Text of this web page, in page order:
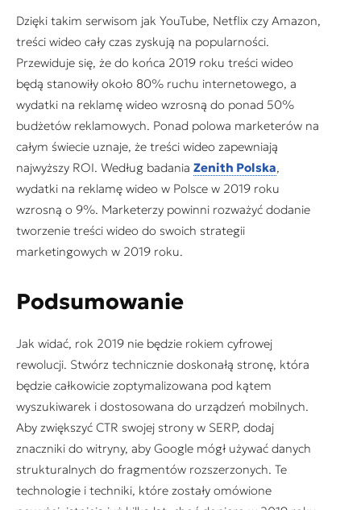
Dzięki takim serwisom jak YouTube, Netflix czy Amazon,
treści wideo cały czas zyskują na popularności.
Przewiduje się, że do końca 2019 roku treści wideo
będą stanowiły około 80% ruchu internetowego, a
wydatki na reklamę wideo wzrosną do ponad 50%
budżetów reklamowych. Ponad polowa marketerów na
całym świecie uznaje, że treści wideo zapewniają
najwyższy ROI. Według badania Zenith Polska,
wydatki na reklamę wideo w Polsce w 2019 roku
wzrosną o 9%. Marketerzy powinni rozważyć dodanie
tworzenie treści wideo do swoich strategii
marketingowych w 2019 roku.
Podsumowanie
Jak widać, rok 2019 nie będzie rokiem cyfrowej
rewolucji. Stwórz technicznie doskonałą stronę, która
będzie całkowicie zoptymalizowana pod kątem
wyszukiwarek i dostosowana do urządzeń mobilnych.
Aby zwiększyć CTR swojej strony w SERP, dodaj
znaczniki do witryny, aby Google mógł używać danych
strukturalnych do fragmentów rozszerzonych. Te
technologie i techniki, które zostały omówione